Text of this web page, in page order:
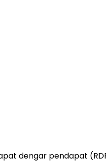
dengar pendapat